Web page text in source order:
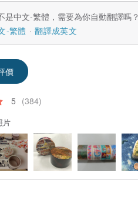
是中文-繁體，需要為你自動翻譯嗎？
-繁體
翻譯成英文
價
5 (384)
片